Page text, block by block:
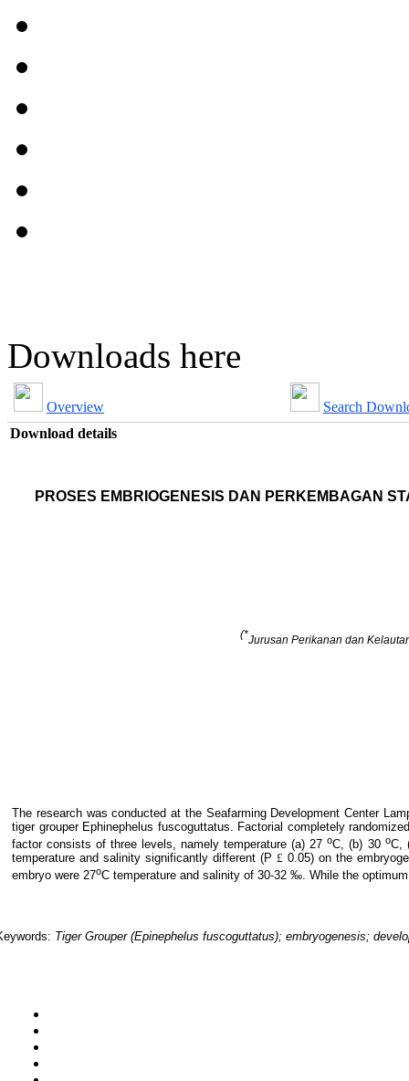
Downloads here
Overview
Search
Download details
PROSES EMBRIOGENESIS DAN PERKEMBAGAN
(*Jurusan Perikanan dan
The research was conducted at the Seafarming Development Center
tiger grouper Ephinephelus fuscoguttatus. Factorial completely
factor consists of three levels, namely temperature (a) 27oC, (b) 30 oC,
temperature and salinity significantly different (P £ 0.05) on the
embryo were 27oC temperature and salinity of 30-32 ‰. While the
Tiger Grouper (Epinephelus fuscoguttatus); embryogenesis;